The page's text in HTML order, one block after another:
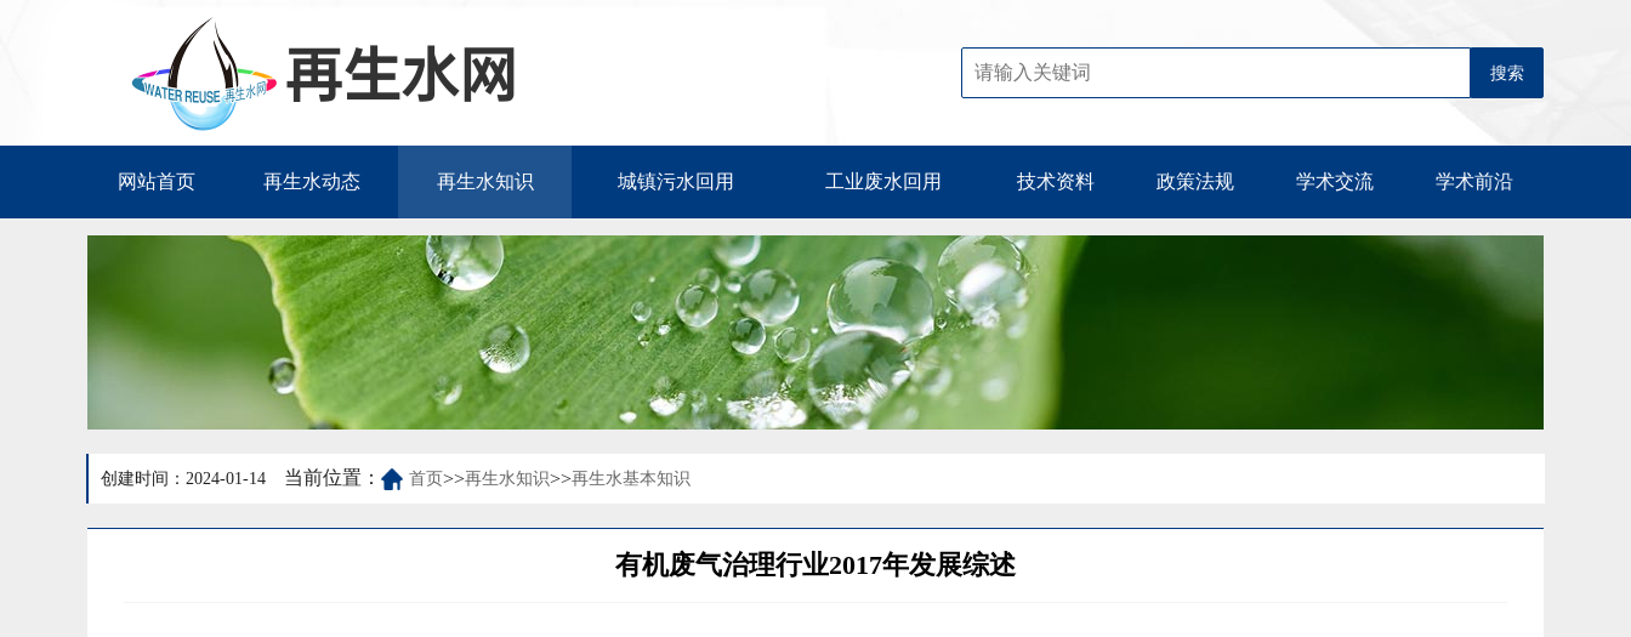
网站首页 再生水动态 再生水知识 城镇污水回用 工业废水回用 技术资料 政策法规 学术交流 学术前沿
创建时间：2024-01-14 当前位置： 首页>>再生水知识>>再生水基本知识
有机废气治理行业2017年发展综述